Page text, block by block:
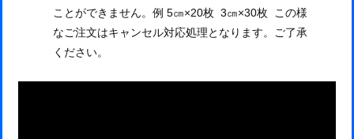
ことができません。例 5㎝×20枚 3㎝×30枚 この様
なご注文はキャンセル対応処理となります。ご了承
ください。